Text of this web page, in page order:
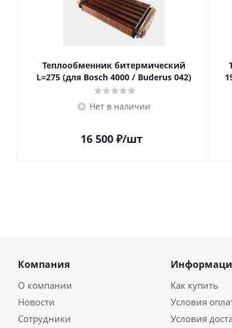
Теплообменник битермический
L=275 (для Bosch 4000 / Buderus 042)
Нет в наличии
16 500 ₽/шт
Компания
О компании
Новости
Сотрудники
Как купить
Условия
Условия